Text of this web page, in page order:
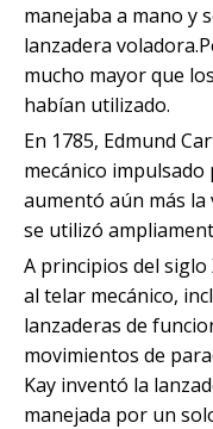
manejaba a mano y
lanzadera
mucho mayor que
habían utilizado.
En 1785, Edmund
mecánico
aumentó aún más
se utilizó
A principios del siglo
al telar mecánico,
lanzaderas de
movimientos de
Kay inventó la
manejada por un